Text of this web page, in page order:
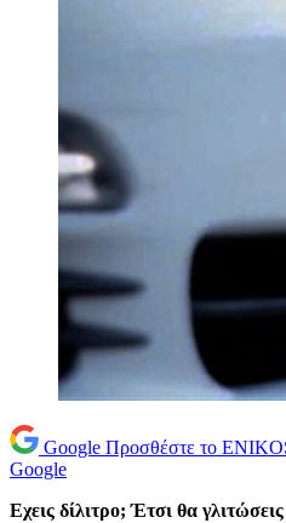
Google Προσθέστε το
Google
Eχεις δίλιτρο; Έτσι θα